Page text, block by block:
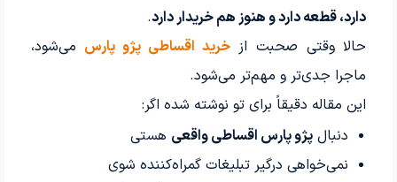
دارد، قطعه دارد و هنوز هم خریدار دارد.
حالا وقتی صحبت ازخرید اقساطی پژو پارس می‌شود،
ماجرا جدی‌تر و مهم‌تر می‌شود.
این مقاله دقیقاً برای تو نوشته شده اگر:
دنبال پژو پارس اقساطی واقعی هستی
نمی‌خواهی درگیر تبلیغات گمراه‌کننده شوی